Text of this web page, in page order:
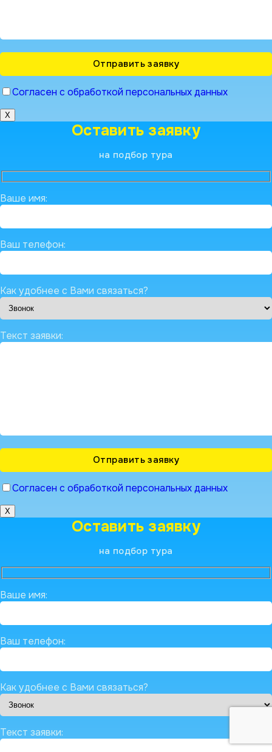
Согласен с обработкой персональных данных
X
Оставить заявку
на подбор тура
Ваше имя:
Ваш телефон:
Как удобнее с Вами связаться?
Текст заявки:
Согласен с обработкой персональных данных
X
Оставить заявку
на подбор тура
Ваше имя:
Ваш телефон:
Как удобнее с Вами связаться?
Текст заявки: